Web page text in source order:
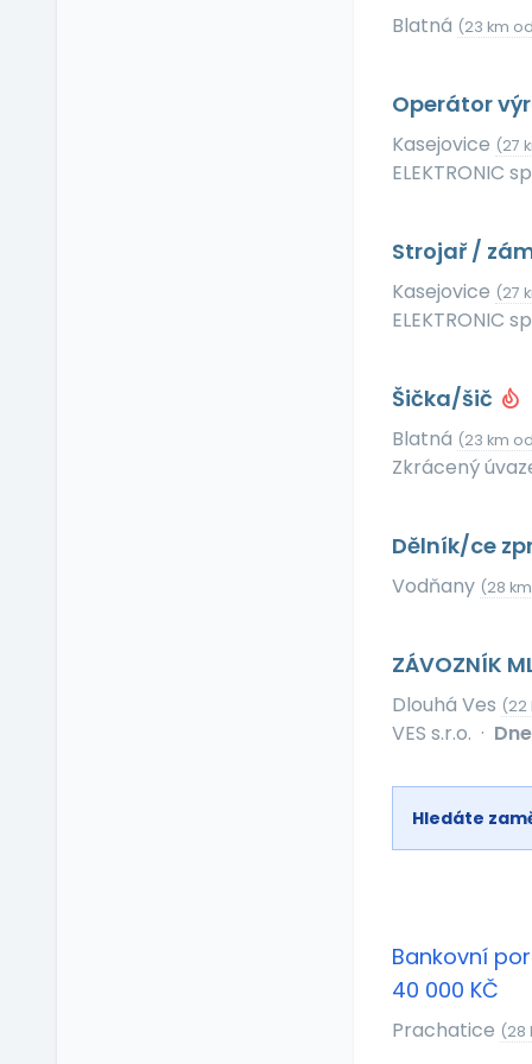
Blatná (23 km
Operátor
Kasejovice (27
ELEKTRONIC
Strojař /
Kasejovice (27
ELEKTRONIC
Šička/šič
Blatná (23 km
Zkrácený
Dělník/ce
Vodňany (28
ZÁVOZNÍK
Dlouhá Ves (22
VES s.r.o. ·
Hledáte
Bankovní
40 000 KČ
Prachatice (28